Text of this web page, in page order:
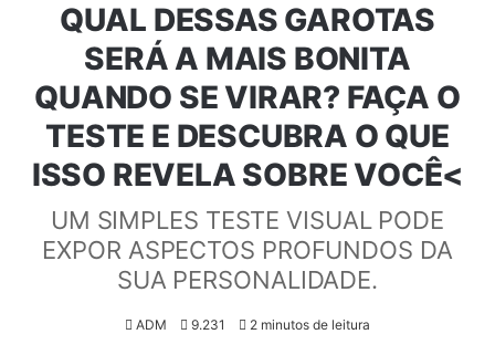
QUAL DESSAS GAROTAS
SERÁ A MAIS BONITA
QUANDO SE VIRAR? FAÇA O
TESTE E DESCUBRA O QUE
ISSO REVELA SOBRE VOCÊ<
UM SIMPLES TESTE VISUAL PODE
EXPOR ASPECTOS PROFUNDOS DA
SUA PERSONALIDADE.
ADM 9.231 2 minutos de leitura